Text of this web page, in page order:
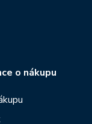
o nákupu